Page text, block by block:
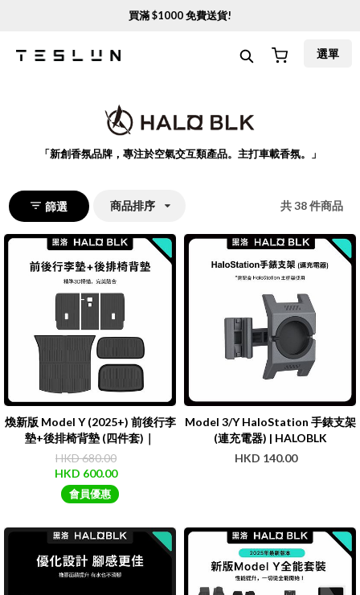
買滿 $1000免費送貨!
選單
「新創香氛品牌，專注於空氣交互類產品。主打車載香氛。 」
篩選 商品排序 共38件商品
煥新版 Model Y (2025+) 前後行李
墊+後排椅背墊 (四件套)｜
HALOBLK【免運費】
HKD 680.00
HKD 600.00
會員優惠
Model 3/Y HaloStation 手錶支架
(連充電器) | HALOBLK
HKD 140.00